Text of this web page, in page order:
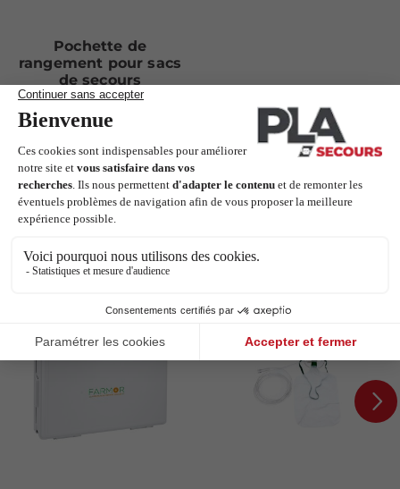
Pochette de
rangement pour sacs
de secours
EN STOCK
8,50 €
Voir les modèles
Les clients qui ont acheté ce produit
ont également acheté :